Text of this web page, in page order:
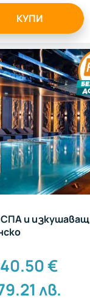
КУПИ
СПА и изкушаващ
40.50€
лв.